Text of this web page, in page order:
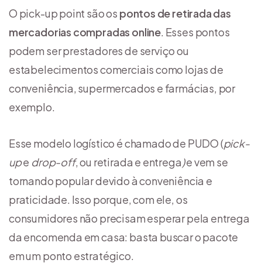
O pick-up point são os pontos de retirada das
mercadorias compradas online. Esses pontos
podem ser prestadores de serviço ou
estabelecimentos comerciais como lojas de
conveniência, supermercados e farmácias, por
exemplo.
Esse modelo logístico é chamado de PUDO (pick-
upe drop-off, ou retirada e entrega)e vem se
tornando popular devido à conveniência e
praticidade. Isso porque, com ele, os
consumidores não precisam esperar pela entrega
da encomenda em casa: basta buscar o pacote
em um ponto estratégico.